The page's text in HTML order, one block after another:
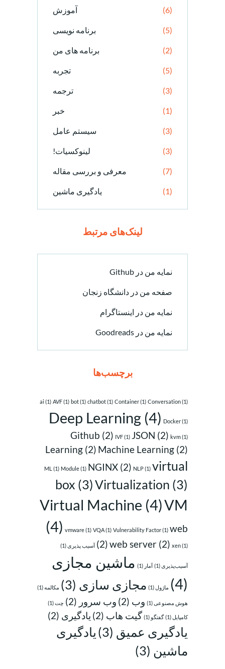
آموزش (6)
برنامه نویسی (5)
برنامه های من (2)
تجربه (5)
ترجمه (3)
خبر (1)
سیستم عامل (3)
لینوکسیات! (3)
معرفی و بررسی مقاله (7)
یادگیری ماشین (1)
لینک‌های مرتبط
نمایه من در Github
صفحه من در دانشگاه زنجان
نمایه من در اینستاگرام
نمایه من در Goodreads
برچسب‌ها
ai (1) AVF(1) bot(1) chatbot(1) Container(1) Conversation(1)
Deep Learning (4) Docker(1)
Github (2) IVF(1) JSON (2) kvm(1)
Learning (2) Machine Learning (2)
ML (1) Module(1) NGINX (2) NLP(1) virtual
box (3)Virtualization (3)
Virtual Machine (4)VM
(4) vmware(1) VQA(1) Vulnerability Factor(1) web
(2)web server (2) xen(1) آسیب پذیری(1)
آسیب‌پذیری(1) آمار (1)
ماشین مجازی
(4)
ماژول (1) مجازی سازی (3) مکالمه(1)
هوش مصنوعی(1) وب (2) وب سرور (2) چت(1)
کامپایل (1) گفتگو (1) گیت هاب (2) یادگیری (2)
یادگیری عمیق (3)
یادگیری
ماشین (3)